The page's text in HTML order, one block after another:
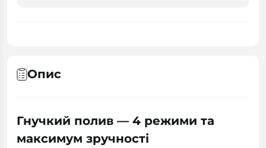
Опис
Гнучкий полив — 4 режими та
максимум зручності